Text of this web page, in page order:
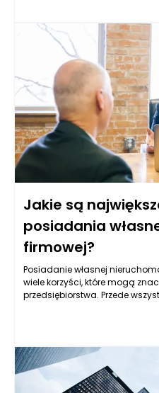
bardziej elastycznym
przedsiębiorcy dużymi
nieruchomości. Z drugiej
lokal może przynieść wiele
perspektywie mogą okazać
przed podjęciem decyzji,
skorzystania z pożyczki na
może znacznie ułatwić ten
Jakie są
posiadania
firmowej?
Posiadanie własnej
wiele korzyści, które mogą
przedsiębiorstwa. Przede
musi martwić się o zmiany
co często wpływa na budżet
Właściciele nieruchomości
wiedząc, że ich lokalizacja